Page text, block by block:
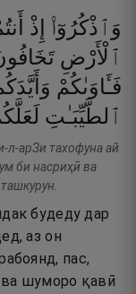
وَٱذْكُرُوٓا۟ إِذْ
ٱلْأَرْضِ
فَـَٔاوَىٰكُمْ
ٱلطَّيِّبَـٰتِ
л-арЗи тахофуна ай
би насриҳӣ ва
будеду дар
аз он
пас,
шуморо қавӣ